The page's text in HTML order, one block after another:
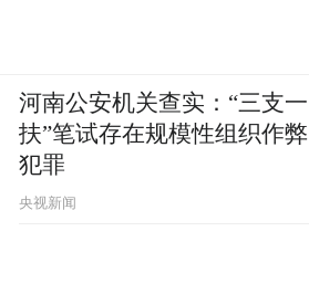
河南公安机关查实：“三支一
扶”笔试存在规模性组织作弊
犯罪
央视新闻